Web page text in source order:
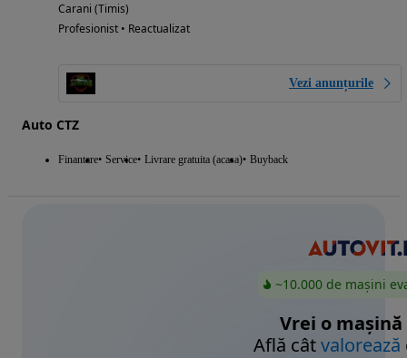
Carani (Timis)
Profesionist • Reactualizat
Vezi anunțurile
Auto CTZ
Finantare Service Livrare gratuita (acasa) Buyback
~10.000 de mașini
Vrei o mașină
Află câtvalorează